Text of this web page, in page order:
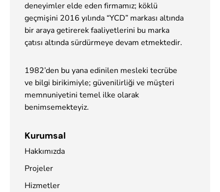
deneyimler elde eden firmamız; köklü
geçmişini 2016 yılında “YCD” markası altında
bir araya getirerek faaliyetlerini bu marka
çatısı altında sürdürmeye devam etmektedir.
1982’den bu yana edinilen mesleki tecrübe
ve bilgi birikimiyle; güvenilirliği ve müşteri
memnuniyetini temel ilke olarak
benimsemekteyiz.
Kurumsal
Hakkımızda
Projeler
Hizmetler